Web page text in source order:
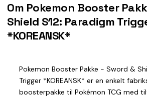
Om Pokemon Booster
Shield S12: Paradigm
*KOREANSK*
Pokemon Booster Pakke - Sword &
Trigger *KOREANSK* er en enkelt
boosterpakke til Pokémon TCG med